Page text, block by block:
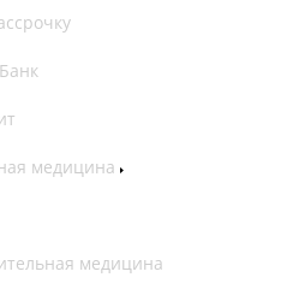
медицина
медицина